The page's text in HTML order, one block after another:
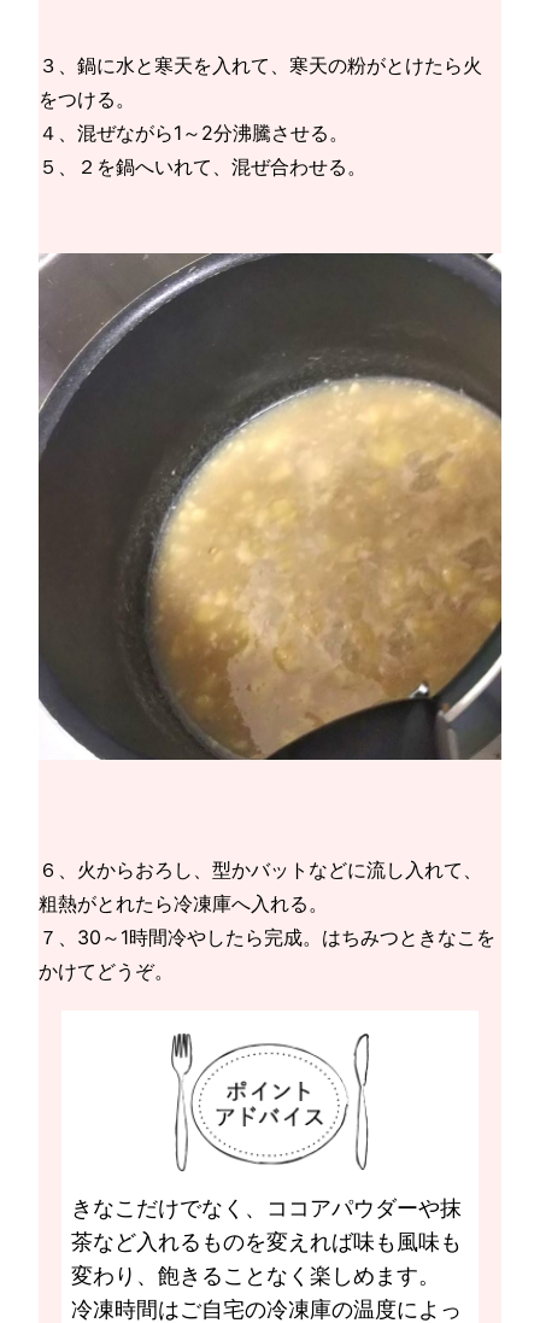
３、鍋に水と寒天を入れて、寒天の粉がとけたら火
をつける。
４、混ぜながら1～2分沸騰させる。
５、２を鍋へいれて、混ぜ合わせる。
６、火からおろし、型かバットなどに流し入れて、
粗熱がとれたら冷凍庫へ入れる。
７、30～1時間冷やしたら完成。はちみつときなこを
かけてどうぞ。
きなこだけでなく、ココアパウダーや抹
茶など入れるものを変えれば味も風味も
変わり、飽きることなく楽しめます。
冷凍時間はご自宅の冷凍庫の温度によっ